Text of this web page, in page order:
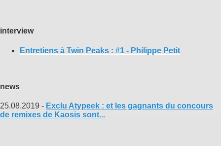
interview
Entretiens à Twin Peaks : #1 - Philippe Petit
news
25.08.2019 - Exclu Atypeek : et les gagnants du concours
de remixes de Kaosis sont...